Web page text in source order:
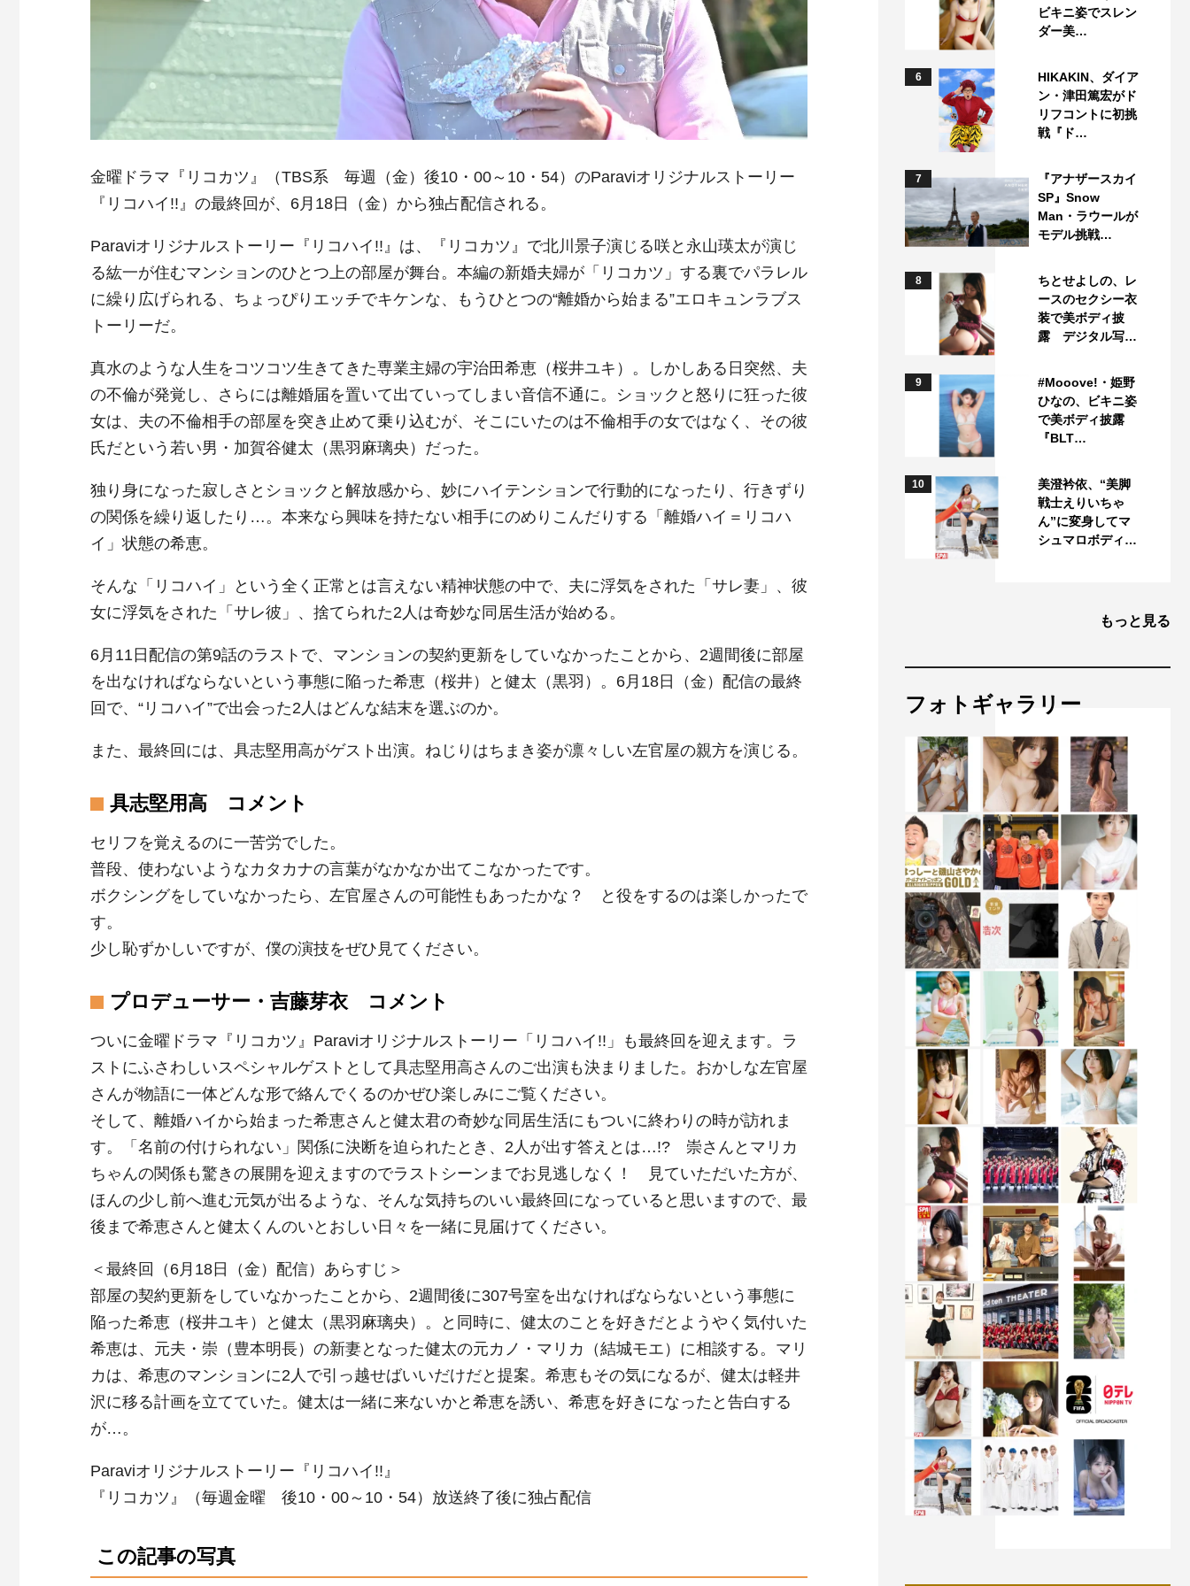
金曜ドラマ『リコカツ』（TBS系 毎週（金）後10・00～10・54）のParaviオリジナルストーリー
『リコハイ!!』の最終回が、6月18日（金）から独占配信される。
Paraviオリジナルストーリー『リコハイ!!』は、『リコカツ』で北川景子演じる咲と永山瑛太が演じ
る紘一が住むマンションのひとつ上の部屋が舞台。本編の新婚夫婦が「リコカツ」する裏でパラレル
に繰り広げられる、ちょっぴりエッチでキケンな、もうひとつの“離婚から始まる”エロキュンラブス
トーリーだ。
真水のような人生をコツコツ生きてきた専業主婦の宇治田希恵（桜井ユキ）。しかしある日突然、夫
の不倫が発覚し、さらには離婚届を置いて出ていってしまい音信不通に。ショックと怒りに狂った彼
女は、夫の不倫相手の部屋を突き止めて乗り込むが、そこにいたのは不倫相手の女ではなく、その彼
氏だという若い男・加賀谷健太（黒羽麻璃央）だった。
独り身になった寂しさとショックと解放感から、妙にハイテンションで行動的になったり、行きずり
の関係を繰り返したり…。本来なら興味を持たない相手にのめりこんだりする「離婚ハイ＝リコハ
イ」状態の希恵。
そんな「リコハイ」という全く正常とは言えない精神状態の中で、夫に浮気をされた「サレ妻」、彼
女に浮気をされた「サレ彼」、捨てられた2人は奇妙な同居生活が始める。
6月11日配信の第9話のラストで、マンションの契約更新をしていなかったことから、2週間後に部屋
を出なければならないという事態に陥った希恵（桜井）と健太（黒羽）。6月18日（金）配信の最終
回で、“リコハイ”で出会った2人はどんな結末を選ぶのか。
また、最終回には、具志堅用高がゲスト出演。ねじりはちまき姿が凛々しい左官屋の親方を演じる。
具志堅用高 コメント
セリフを覚えるのに一苦労でした。
普段、使わないようなカタカナの言葉がなかなか出てこなかったです。
ボクシングをしていなかったら、左官屋さんの可能性もあったかな？ と役をするのは楽しかったで
す。
少し恥ずかしいですが、僕の演技をぜひ見てください。
プロデューサー・吉藤芽衣 コメント
ついに金曜ドラマ『リコカツ』Paraviオリジナルストーリー「リコハイ!!」も最終回を迎えます。ラ
ストにふさわしいスペシャルゲストとして具志堅用高さんのご出演も決まりました。おかしな左官屋
さんが物語に一体どんな形で絡んでくるのかぜひ楽しみにご覧ください。
そして、離婚ハイから始まった希恵さんと健太君の奇妙な同居生活にもついに終わりの時が訪れま
す。「名前の付けられない」関係に決断を迫られたとき、2人が出す答えとは…!? 崇さんとマリカ
ちゃんの関係も驚きの展開を迎えますのでラストシーンまでお見逃しなく！ 見ていただいた方が、
ほんの少し前へ進む元気が出るような、そんな気持ちのいい最終回になっていると思いますので、最
後まで希恵さんと健太くんのいとおしい日々を一緒に見届けてください。
＜最終回（6月18日（金）配信）あらすじ＞
部屋の契約更新をしていなかったことから、2週間後に307号室を出なければならないという事態に
陥った希恵（桜井ユキ）と健太（黒羽麻璃央）。と同時に、健太のことを好きだとようやく気付いた
希恵は、元夫・崇（豊本明長）の新妻となった健太の元カノ・マリカ（結城モエ）に相談する。マリ
カは、希恵のマンションに2人で引っ越せばいいだけだと提案。希恵もその気になるが、健太は軽井
沢に移る計画を立てていた。健太は一緒に来ないかと希恵を誘い、希恵を好きになったと告白する
が…。
Paraviオリジナルストーリー『リコハイ!!』
『リコカツ』（毎週金曜 後10・00～10・54）放送終了後に独占配信
この記事の写真
ビキニ姿でスレン
ダー美…
6
HIKAKIN、ダイア
ン・津田篤宏がド
リフコントに初挑
戦『ド…
7
『アナザースカイ
SP』Snow
Man・ラウールが
モデル挑戦…
8
ちとせよしの、レ
ースのセクシー衣
装で美ボディ披
露 デジタル写…
9
#Mooove!・姫野
ひなの、ビキニ姿
で美ボディ披露
『BLT…
10
美澄衿依、“美脚
戦士えりいちゃ
ん”に変身してマ
シュマロボディ…
もっと見る
フォトギャラリー